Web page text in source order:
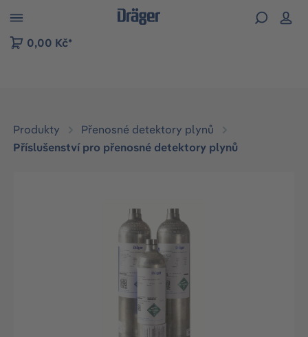
to B2B platform navigation
0,00 Kč*
Produkty
Přenosné detektory plynů
Příslušenství pro přenosné detektory plynů
Přeskočit galerii obrázků